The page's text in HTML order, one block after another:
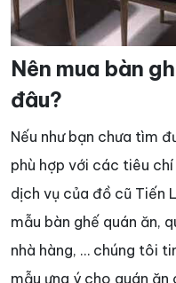
Nên mua bàn
đâu?
Nếu như bạn chưa tìm
phù hợp với các tiêu
dịch vụ của đồ cũ Tiến
mẫu bàn ghế quán ăn,
nhà hàng, … chúng tôi
mẫu ưng ý cho quán ăn